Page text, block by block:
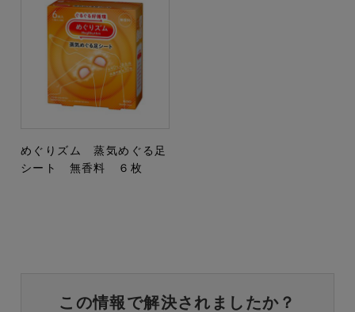
めぐりズム 蒸気めぐる足
シート 無香料 ６枚
この情報で解決されましたか？